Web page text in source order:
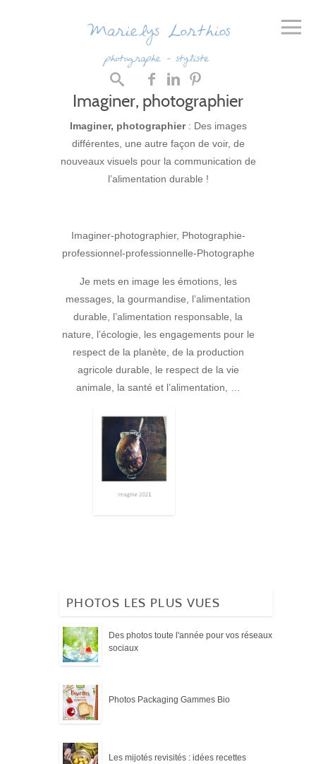
Imaginer, photographier
Imaginer, photographier: Des images
différentes, une autre façon de voir, de
nouveaux visuels pour la communication de
l’alimentation durable !
Imaginer-photographier, Photographie-
professionnel-professionnelle-Photographe
Je mets en image les émotions, les
messages, la gourmandise, l’alimentation
durable, l’alimentation responsable, la
nature, l’écologie, les engagements pour le
respect de la planète, de la production
agricole durable, le respect de la vie
animale, la santé et l’alimentation, …
PHOTOS LES PLUS VUES
Des photos toute l'année pour vos réseaux
sociaux
Photos Packaging Gammes Bio
Les mijotés revisités : idées recettes